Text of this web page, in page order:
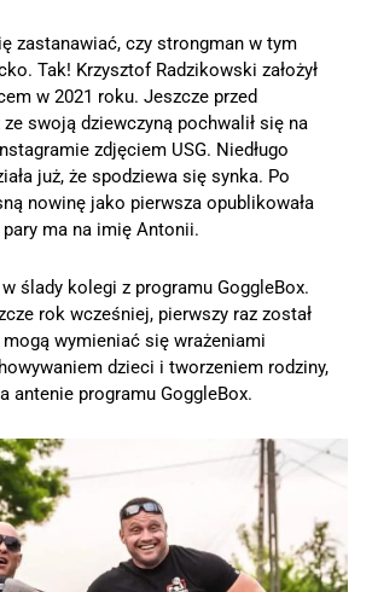
zastanawiać, czy strongman w tym
Tak! Krzysztof Radzikowski założył
w 2021 roku. Jeszcze przed
swoją dziewczyną pochwalił się na
zdjęciem USG. Niedługo
już, że spodziewa się synka. Po
nowinę jako pierwsza opublikowała
ma na imię Antonii.
ślady kolegi z programu GoggleBox.
rok wcześniej, pierwszy raz został
wymieniać się wrażeniami
dzieci i tworzeniem rodziny,
antenie programu GoggleBox.